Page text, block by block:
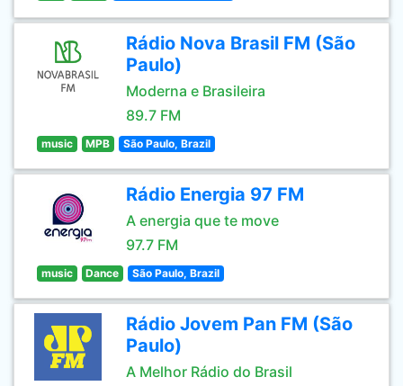
Rádio Nova Brasil FM (São
Paulo)
Moderna e Brasileira
89.7 FM
music MPB São Paulo, Brazil
Rádio Energia 97 FM
A energia que te move
97.7 FM
music Dance São Paulo, Brazil
Rádio Jovem Pan FM (São
Paulo)
A Melhor Rádio do Brasil